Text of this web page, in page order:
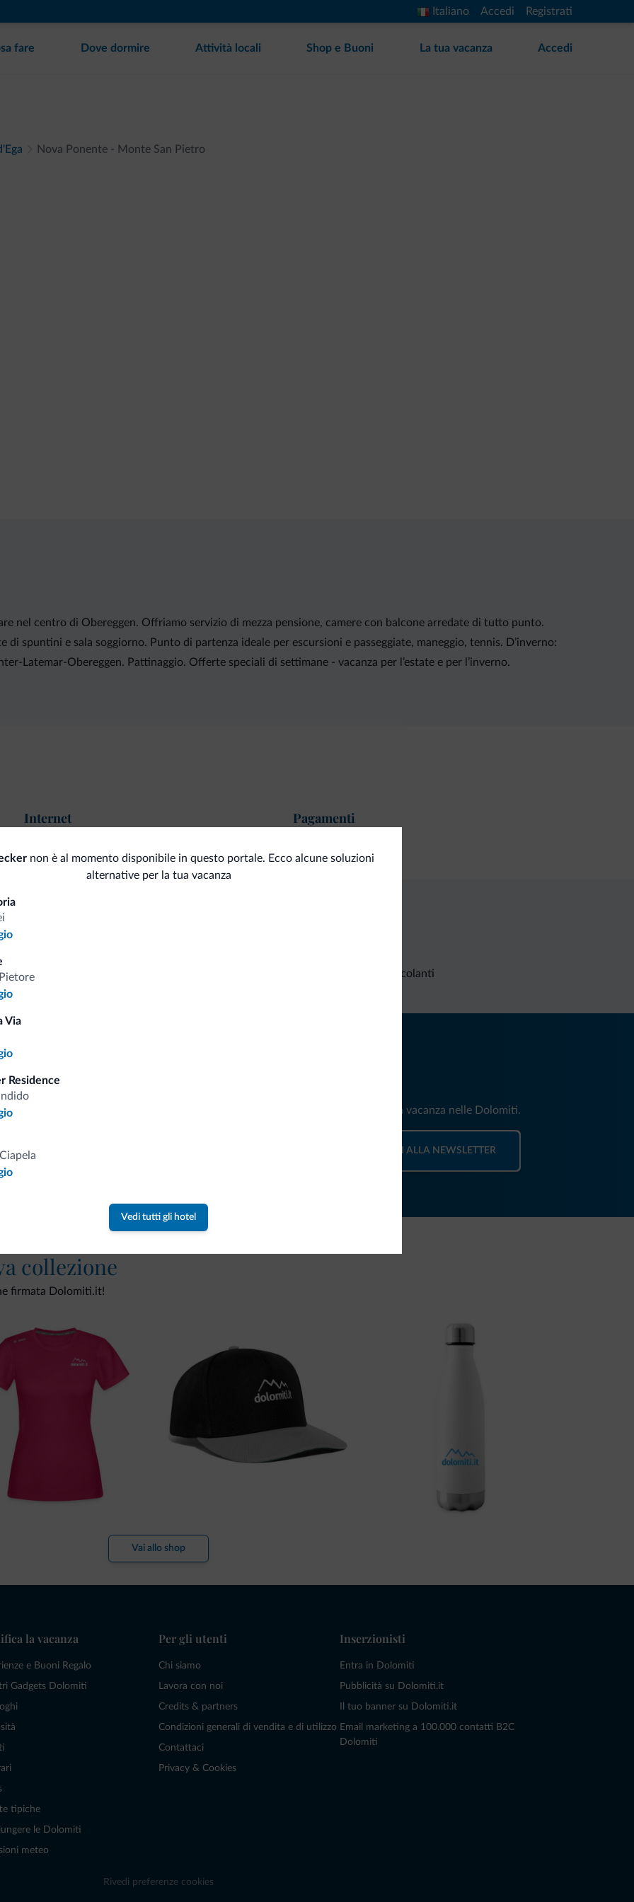
Italiano Accedi Registrati
fare Dove dormire Attività locali Shop e Buoni La tua vacanza Accedi
Nova Ponente - Monte San Pietro
nel centro di Obereggen. Offriamo servizio di mezza pensione, camere con balcone arredate di tutto punto.
di spuntini e sala soggiorno. Punto di partenza ideale per escursioni e passeggiate, maneggio, tennis. D’inverno:
Latemar-Obereggen. Pattinaggio. Offerte speciali di settimane - vacanza per l’estate e per l’inverno.
Internet Pagamenti
non è al momento disponibile in questo portale. Ecco alcune soluzioni
alternative per la tua vacanza
Via
Residence
Vedi tutti gli hotel
Richieste non vincolanti
Riceverai informazioni, offerte esclusive e news per la tua vacanza nelle Dolomiti.
ISCRIVITI ALLA NEWSLETTER
collezione
firmata Dolomiti.it!
Vai allo shop
la vacanza
e Buoni Regalo
Gadgets Dolomiti
tipiche
le Dolomiti
meteo
Per gli utenti
Chi siamo
Lavora con noi
Credits & partners
Condizioni generali di vendita e di utilizzo
Contattaci
Privacy & Cookies
Inserzionisti
Entra in Dolomiti
Pubblicità su Dolomiti.it
Il tuo banner su Dolomiti.it
Email marketing a 100.000 contatti B2C
Dolomiti
Rivedi preferenze cookies